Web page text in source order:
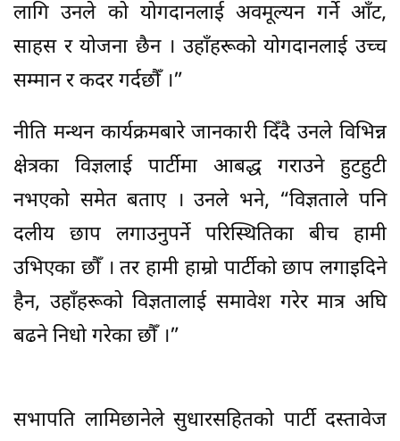
लागि उनले को योगदानलाई अवमूल्यन गर्ने आँट,
साहस र योजना छैन । उहाँहरूको योगदानलाई उच्च
सम्मान र कदर गर्दछौँ ।”
नीति मन्थन कार्यक्रमबारे जानकारी दिँदै उनले विभिन्न
क्षेत्रका विज्ञलाई पार्टीमा आबद्ध गराउने हुटहुटी
नभएको समेत बताए । उनले भने, “विज्ञताले पनि
दलीय छाप लगाउनुपर्ने परिस्थितिका बीच हामी
उभिएका छौँ । तर हामी हाम्रो पार्टीको छाप लगाइदिने
हैन, उहाँहरूको विज्ञतालाई समावेश गरेर मात्र अघि
बढने निधो गरेका छौँ ।”
सभापति लामिछानेले सुधारसहितको पार्टी दस्तावेज